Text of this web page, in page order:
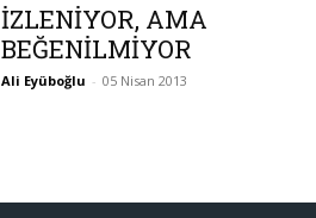
İZLENİYOR, AMA
BEĞENİLMİYOR
Ali Eyüboğlu - 05 Nisan 2013